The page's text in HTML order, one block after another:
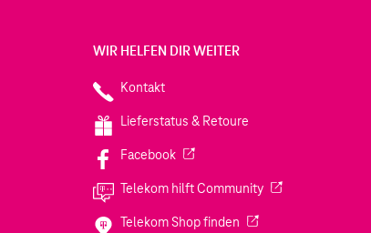
WIR HELFEN DIR WEITER
Kontakt
Lieferstatus & Retoure
Facebook(Wird in einem neuen Tab geöffnet)
Telekom hilft Community(Wird in einem
Telekom Shop finden (Wird in einem neuen